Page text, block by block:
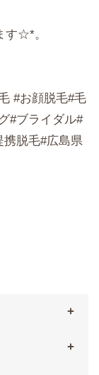
す☆*。
#お顔脱毛#毛
#ブライダル#
携脱毛#広島県